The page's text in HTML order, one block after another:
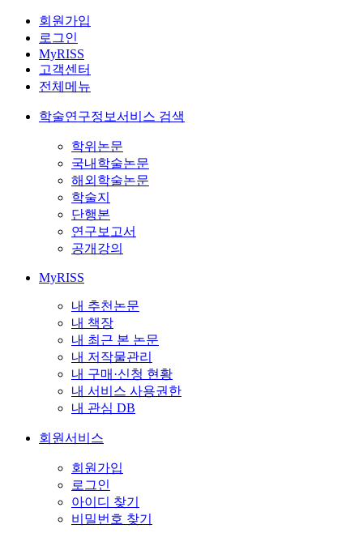
회원가입
로그인
MyRISS
고객센터
전체메뉴
학술연구정보서비스 검색
학위논문
국내학술논문
해외학술논문
학술지
단행본
연구보고서
공개강의
MyRISS
내 추천논문
내 책장
내 최근 본 논문
내 저작물관리
내 구매·신청 현황
내 서비스 사용권한
내 관심 DB
회원서비스
회원가입
로그인
아이디 찾기
비밀번호 찾기